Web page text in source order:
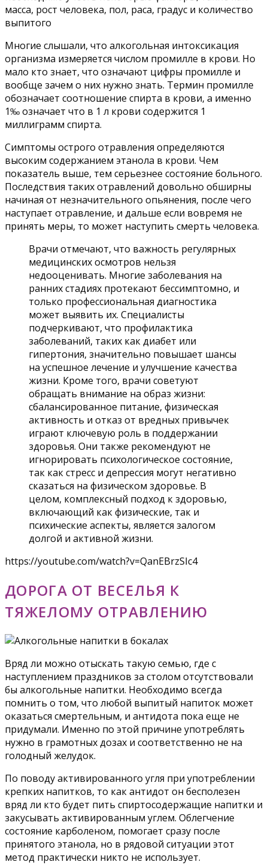
масса, рост человека, пол, раса, градус и количество
выпитого
Многие слышали, что алкогольная интоксикация
организма измеряется числом промилле в крови. Но
мало кто знает, что означают цифры промилле и
вообще зачем о них нужно знать. Термин промилле
обозначает соотношение спирта в крови, а именно
1‰ означает что в 1 л крови содержится 1
миллиграмм спирта.
Симптомы острого отравления определяются
высоким содержанием этанола в крови. Чем
показатель выше, тем серьезнее состояние больного.
Последствия таких отравлений довольно обширны
начиная от незначительного опьянения, после чего
наступает отравление, и дальше если вовремя не
принять меры, то может наступить смерть человека.
Врачи отмечают, что важность регулярных
медицинских осмотров нельзя
недооценивать. Многие заболевания на
ранних стадиях протекают бессимптомно, и
только профессиональная диагностика
может выявить их. Специалисты
подчеркивают, что профилактика
заболеваний, таких как диабет или
гипертония, значительно повышает шансы
на успешное лечение и улучшение качества
жизни. Кроме того, врачи советуют
обращать внимание на образ жизни:
сбалансированное питание, физическая
активность и отказ от вредных привычек
играют ключевую роль в поддержании
здоровья. Они также рекомендуют не
игнорировать психологическое состояние,
так как стресс и депрессия могут негативно
сказаться на физическом здоровье. В
целом, комплексный подход к здоровью,
включающий как физические, так и
психические аспекты, является залогом
долгой и активной жизни.
https://youtube.com/watch?v=QanEBrzSIc4
ДОРОГА ОТ ВЕСЕЛЬЯ К
ТЯЖЕЛОМУ ОТРАВЛЕНИЮ
Вряд ли можно отыскать такую семью, где с
наступлением праздников за столом отсутствовали
бы алкогольные напитки. Необходимо всегда
помнить о том, что любой выпитый напиток может
оказаться смертельным, и антидота пока еще не
придумали. Именно по этой причине употреблять
нужно в грамотных дозах и соответственно не на
голодный желудок.
По поводу активированного угля при употреблении
крепких напитков, то как антидот он бесполезен
вряд ли кто будет пить спиртосодержащие напитки и
закусывать активированным углем. Облегчение
состояние карболеном, помогает сразу после
принятого этанола, но в рядовой ситуации этот
метод практически никто не использует.